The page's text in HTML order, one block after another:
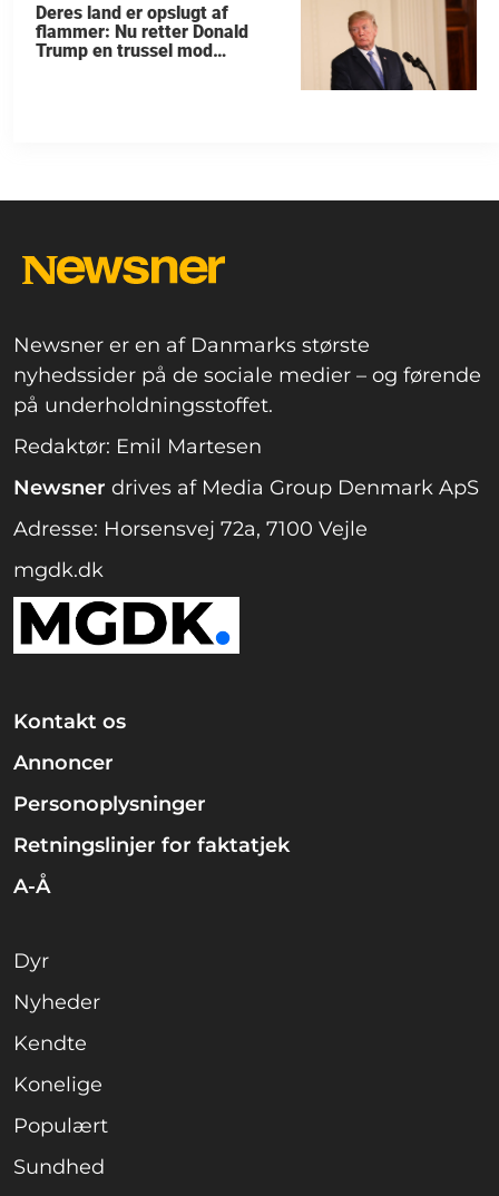
Deres land er opslugt af
flammer: Nu retter Donald
Trump en trussel mod
Newsner er en af Danmarks største
nyhedssider på de sociale medier – og førende
på underholdningsstoffet.
Redaktør: Emil Martesen
Newsner drives af Media Group Denmark ApS
Adresse: Horsensvej 72a, 7100 Vejle
mgdk.dk
Kontakt os
Annoncer
Personoplysninger
Retningslinjer for faktatjek
A-Å
Dyr
Nyheder
Kendte
Konelige
Populært
Sundhed